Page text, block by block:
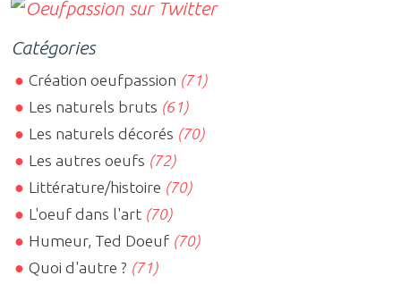
Catégories
Création oeufpassion (71)
Les naturels bruts (61)
Les naturels décorés (70)
Les autres oeufs (72)
Littérature/histoire (70)
L'oeuf dans l'art (70)
Humeur, Ted Doeuf (70)
Quoi d'autre ? (71)